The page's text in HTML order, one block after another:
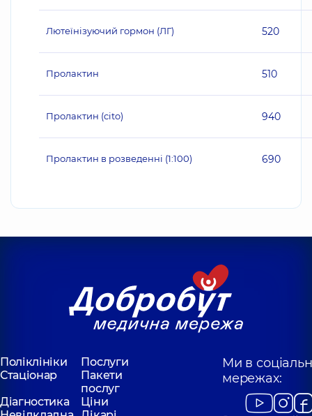
Лютеїнізуючий гормон (ЛГ) 520
Пролактин 510
Пролактин (cito) 940
Пролактин в розведенні (1:100) 690
Поліклініки
Послуги
Стаціонар
Пакети
послуг
Діагностика
Ціни
Ми в
мережах: